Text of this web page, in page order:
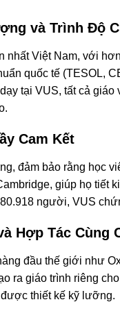
và Trình Độ
nhất Việt Nam, với
quốc tế (TESOL,
tại VUS, tất cả
Cam Kết
đảm bảo rằng học
giúp họ tiết
người, VUS
Hợp Tác Cùng
đầu thế giới như
ra giáo trình riêng
thiết kế kỹ lưỡng.